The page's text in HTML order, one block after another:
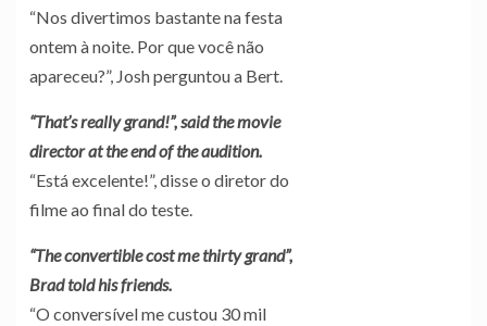
“Nos divertimos bastante na festa
ontem à noite. Por que você não
apareceu?”, Josh perguntou a Bert.
“That’s really grand!”, said the movie
director at the end of the audition.
“Está excelente!”, disse o diretor do
filme ao final do teste.
“The convertible cost me thirty grand”,
Brad told his friends.
“O conversível me custou 30 mil